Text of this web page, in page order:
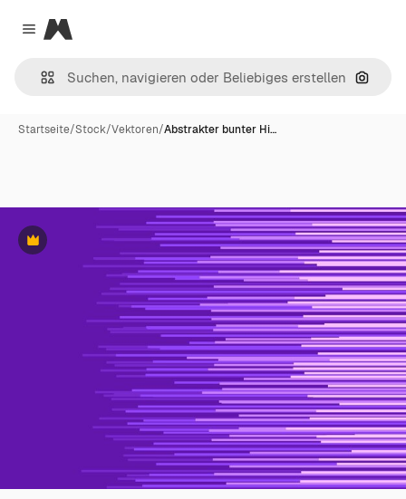
Close menu
Magnific
Nach
Startseite/Stock/Vektoren/Abstrakter bunter Hi…
Premium